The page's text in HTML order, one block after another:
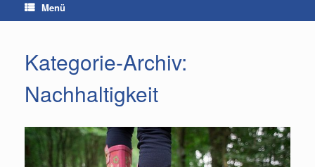
Menü
Kategorie-Archiv:
Nachhaltigkeit